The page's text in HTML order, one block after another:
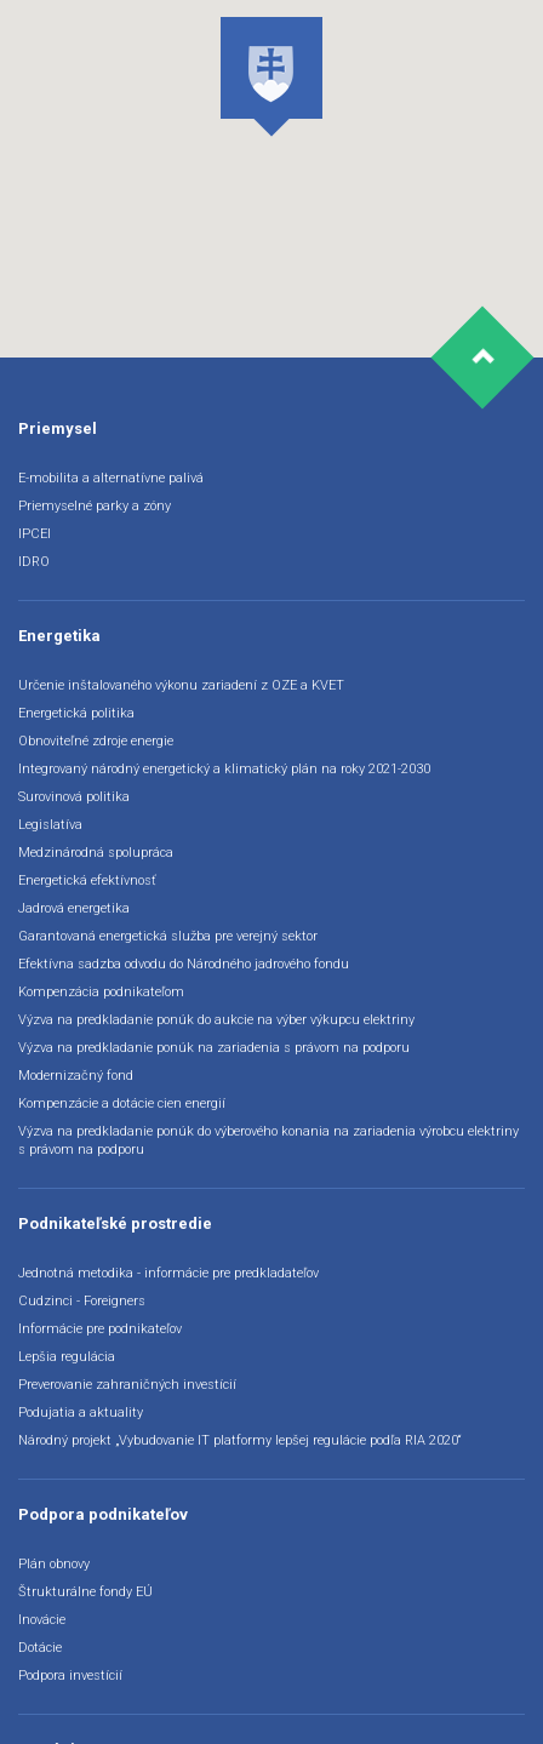
Priemysel
E-mobilita a alternatívne palivá
Priemyselné parky a zóny
IPCEI
IDRO
Energetika
Určenie inštalovaného výkonu zariadení z OZE a KVET
Energetická politika
Obnoviteľné zdroje energie
Integrovaný národný energetický a klimatický plán na roky 2021-2030
Surovinová politika
Legislatíva
Medzinárodná spolupráca
Energetická efektívnosť
Jadrová energetika
Garantovaná energetická služba pre verejný sektor
Efektívna sadzba odvodu do Národného jadrového fondu
Kompenzácia podnikateľom
Výzva na predkladanie ponúk do aukcie na výber výkupcu elektriny
Výzva na predkladanie ponúk na zariadenia s právom na podporu
Modernizačný fond
Kompenzácie a dotácie cien energií
Výzva na predkladanie ponúk do výberového konania na zariadenia výrobcu elektriny
s právom na podporu
Podnikateľské prostredie
Jednotná metodika - informácie pre predkladateľov
Cudzinci - Foreigners
Informácie pre podnikateľov
Lepšia regulácia
Preverovanie zahraničných investícií
Podujatia a aktuality
Národný projekt „Vybudovanie IT platformy lepšej regulácie podľa RIA 2020“
Podpora podnikateľov
Plán obnovy
Štrukturálne fondy EÚ
Inovácie
Dotácie
Podpora investícií